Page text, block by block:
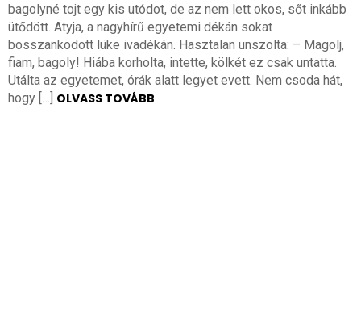
bagolyné tojt egy kis utódot, de az nem lett okos, sőt inkább
ütődött. Atyja, a nagyhírű egyetemi dékán sokat
bosszankodott lüke ivadékán. Hasztalan unszolta: – Magolj,
fiam, bagoly! Hiába korholta, intette, kölkét ez csak untatta.
Utálta az egyetemet, órák alatt legyet evett. Nem csoda hát,
hogy […] OLVASS TOVÁBB